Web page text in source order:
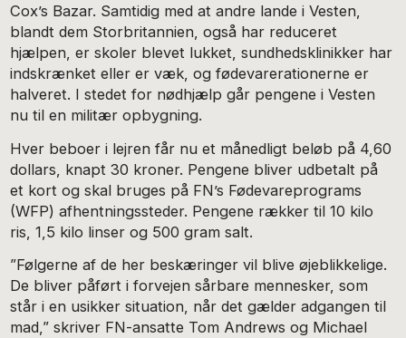
Cox’s Bazar. Samtidig med at andre lande i Vesten,
blandt dem Storbritannien, også har reduceret
hjælpen, er skoler blevet lukket, sundhedsklinikker har
indskrænket eller er væk, og fødevarerationerne er
halveret. I stedet for nødhjælp går pengene i Vesten
nu til en militær opbygning.
Hver beboer i lejren får nu et månedligt beløb på 4,60
dollars, knapt 30 kroner. Pengene bliver udbetalt på
et kort og skal bruges på FN’s Fødevareprograms
(WFP) afhentningssteder. Pengene rækker til 10 kilo
ris, 1,5 kilo linser og 500 gram salt.
”Følgerne af de her beskæringer vil blive øjeblikkelige.
De bliver påført i forvejen sårbare mennesker, som
står i en usikker situation, når det gælder adgangen til
mad,” skriver FN-ansatte Tom Andrews og Michael